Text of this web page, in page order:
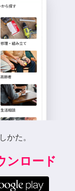
かた。
ンロード